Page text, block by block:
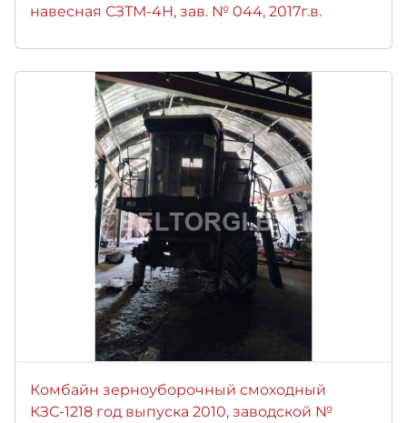
навесная СЗТМ-4Н, зав. № 044, 2017г.в.
Комбайн зерноуборочный смоходный
КЗС-1218 год выпуска 2010, заводской №